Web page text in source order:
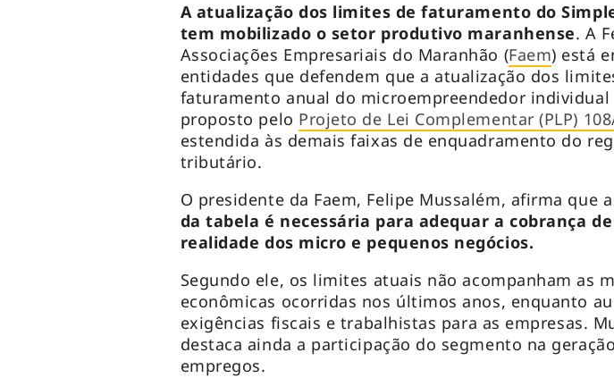
A atualização dos limites de faturamento do
tem mobilizado o setor produtivo maranhense. A
Associações Empresariais do Maranhão (Faem) está
entidades que defendem que a atualização dos
faturamento anual do microempreendedor individual
proposto pelo Projeto de Lei Complementar (PLP)
estendida às demais faixas de enquadramento do
tributário.
O presidente da Faem, Felipe Mussalém, afirma que a
da tabela é necessária para adequar a cobrança
realidade dos micro e pequenos negócios.
Segundo ele, os limites atuais não acompanham as
econômicas ocorridas nos últimos anos, enquanto
exigências fiscais e trabalhistas para as empresas.
destaca ainda a participação do segmento na
empregos.